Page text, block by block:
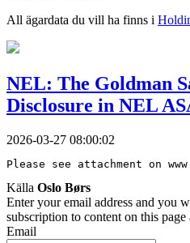
All ägardata du vill ha finns i
NEL: The Goldman
Disclosure in NEL
2026-03-27 08:00:02
Please see attachment on
Källa Oslo Børs
Enter your email address and you
subscription to content on this
Email